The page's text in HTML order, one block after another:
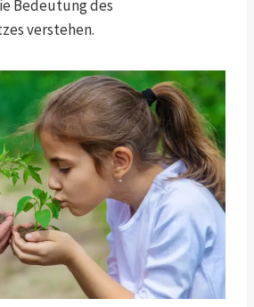
Bedeutung des
verstehen.